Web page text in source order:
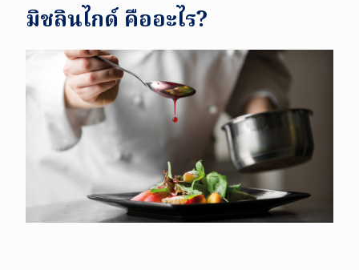
มิชลินไกด์ คืออะไร?